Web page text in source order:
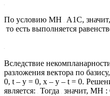
По условию MН
A1C,
то есть выполняется
Вследствие
разложения вектора по
0, t – у = 0, х – у – t = 0.
является: Тогда значит, МН :